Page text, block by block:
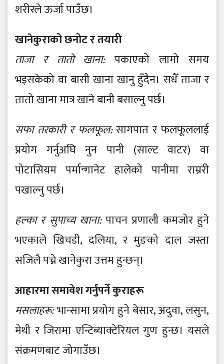
शरीरले ऊर्जा पाउँछ।
खानेकुराको छनोट र तयारी
ताजा र तातो खाना:पकाएको लामो समय
भइसकेको वा बासी खाना खानु हुँदैन। सधैँ ताजा र
तातो खाना मात्र खाने बानी बसाल्नु पर्छ।
सफा तरकारी र फलफूल:सागपात र फलफूललाई
प्रयोग गर्नुअघि नुन पानी (साल्ट वाटर) वा
पोटासियम पर्मान्गानेट हालेको पानीमा राम्ररी
पखाल्नु पर्छ।
हल्का र सुपाच्य खाना:पाचन प्रणाली कमजोर हुने
भएकाले खिचडी, दलिया, र मुङको दाल जस्ता
सजिलै पच्ने खानेकुरा उत्तम हुन्छन्।
आहारमा समावेश गर्नुपर्ने कुराहरू
मसलाहरू:भान्सामा प्रयोग हुने बेसार, अदुवा, लसुन,
मेथी र जिरामा एन्टिब्याक्टेरियल गुण हुन्छ। यसले
संक्रमणबाट जोगाउँछ।